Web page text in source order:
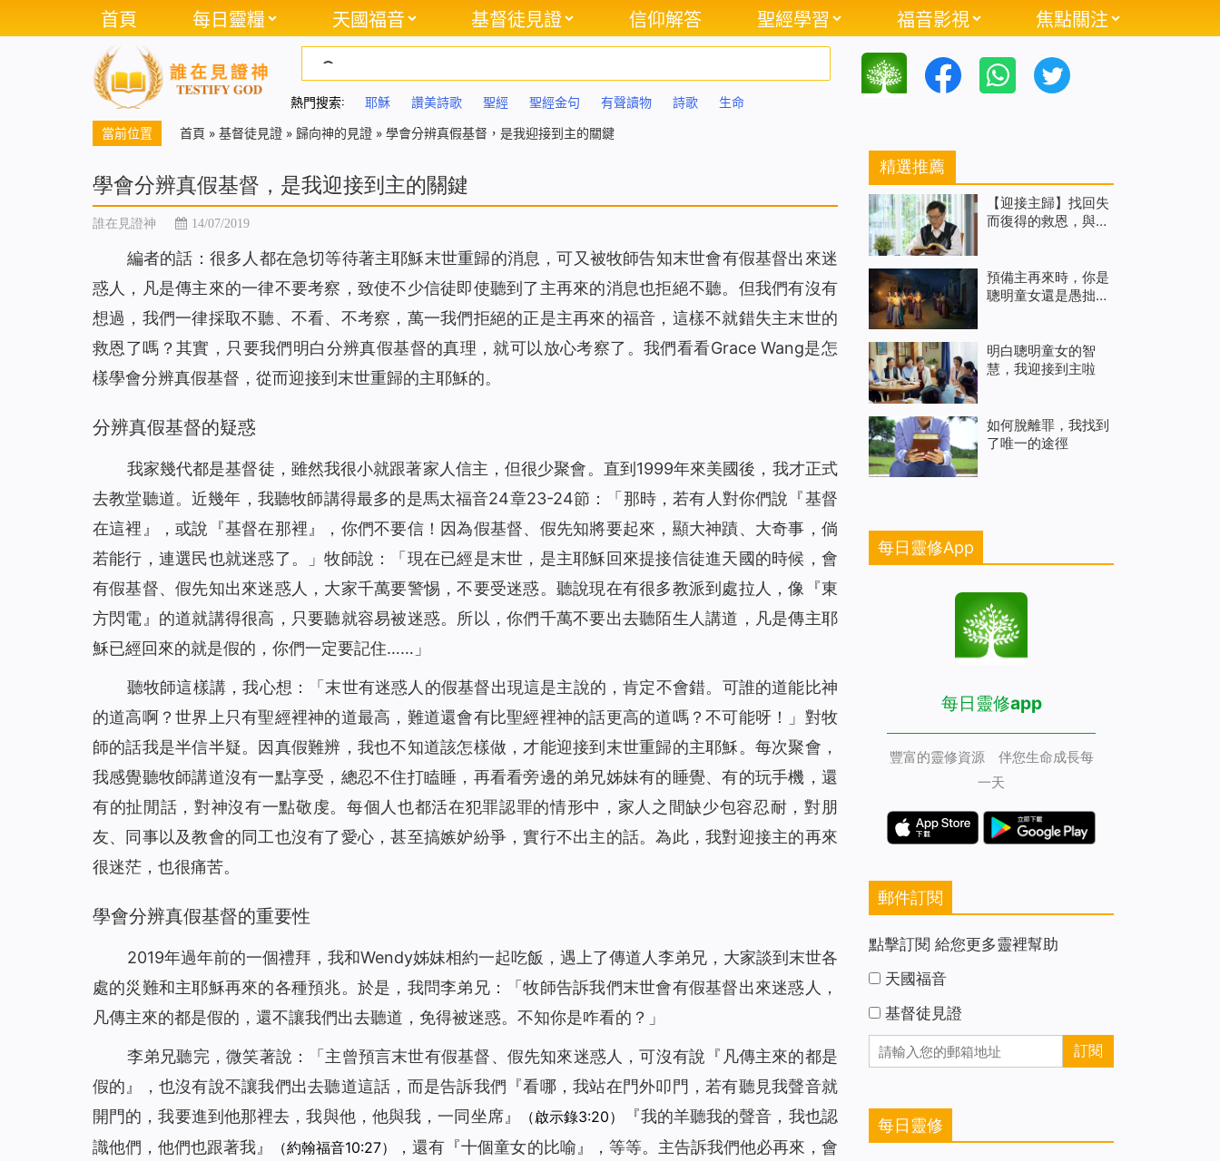
首頁 每日靈糧 天國福音 基督徒見證 信仰解答 聖經學習 福音影視 焦點關注
熱門搜索: 耶穌 讚美詩歌 聖經 聖經金句 有聲讀物 詩歌 生命
當前位置 首頁 » 基督徒見證 » 歸向神的見證 » 學會分辨真假基督，是我迎接到主的關鍵
學會分辨真假基督，是我迎接到主的關鍵
誰在見證神 14/07/2019
編者的話：很多人都在急切等待著主耶穌末世重歸的消息，可又被牧師告知末世會有假基督出來迷
惑人，凡是傳主來的一律不要考察，致使不少信徒即使聽到了主再來的消息也拒絕不聽。但我們有沒有
想過，我們一律採取不聽、不看、不考察，萬一我們拒絕的正是主再來的福音，這樣不就錯失主末世的
救恩了嗎？其實，只要我們明白分辨真假基督的真理，就可以放心考察了。我們看看Grace Wang是怎
樣學會分辨真假基督，從而迎接到末世重歸的主耶穌的。
分辨真假基督的疑惑
我家幾代都是基督徒，雖然我很小就跟著家人信主，但很少聚會。直到1999年來美國後，我才正式
去教堂聽道。近幾年，我聽牧師講得最多的是馬太福音24章23-24節：「 那時，若有人對你們說『基督
在這裡』，或說『基督在那裡』，你們不要信！因為假基督、假先知將要起來，顯大神蹟、大奇事，倘
若能行，連選民也就迷惑了。
」牧師說：「現在已經是末世，是主耶穌回來提接信徒進天國的時候，會
有假基督、假先知出來迷惑人，大家千萬要警惕，不要受迷惑。聽說現在有很多教派到處拉人，像『東
方閃電』的道就講得很高，只要聽就容易被迷惑。所以，你們千萬不要出去聽陌生人講道，凡是傳主耶
穌已經回來的就是假的，你們一定要記住……」
聽牧師這樣講，我心想：「末世有迷惑人的假基督出現這是主說的，肯定不會錯。可誰的道能比神
的道高啊？世界上只有聖經裡神的道最高，難道還會有比聖經裡神的話更高的道嗎？不可能呀！」對牧
師的話我是半信半疑。因真假難辨，我也不知道該怎樣做，才能迎接到末世重歸的主耶穌。每次聚會，
我感覺聽牧師講道沒有一點享受，總忍不住打瞌睡，再看看旁邊的弟兄姊妹有的睡覺、有的玩手機，還
有的扯閒話，對神沒有一點敬虔。每個人也都活在犯罪認罪的情形中，家人之間缺少包容忍耐，對朋
友、同事以及教會的同工也沒有了愛心，甚至搞嫉妒紛爭，實行不出主的話。為此，我對迎接主的再來
很迷茫，也很痛苦。
學會分辨真假基督的重要性
2019年過年前的一個禮拜，我和Wendy姊妹相約一起吃飯，遇上了傳道人李弟兄，大家談到末世各
處的災難和主耶穌再來的各種預兆。於是，我問李弟兄：「牧師告訴我們末世會有假基督出來迷惑人，
凡傳主來的都是假的，還不讓我們出去聽道，免得被迷惑。不知你是咋看的？」
李弟兄聽完，微笑著說：「主曾預言末世有假基督、假先知來迷惑人，可沒有說『凡傳主來的都是
假的』，也沒有說不讓我們出去聽道這話，而是告訴我們『看哪，我站在門外叩門，若有聽見我聲音就
開門的，我要進到他那裡去，我與他，他與我，一同坐席』 （啟示錄3:20） 『我的羊聽我的聲音，我也認
識他們，他們也跟著我 』 （約翰福音10:27）
，還有『十個童女的比喻』，等等。主告訴我們他必再來，會
精選推薦
【迎接主歸】找回失
而復得的救恩，與主
預備主再來時，你是
聰明童女還是愚拙童
明白聰明童女的智
慧，我迎接到主啦
如何脫離罪，我找到
了唯一的途徑
每日靈修App
每日靈修app
豐富的靈修資源 伴您生命成長每
一天
郵件訂閱
點擊訂閱 給您更多靈裡幫助
天國福音
基督徒見證
每日靈修